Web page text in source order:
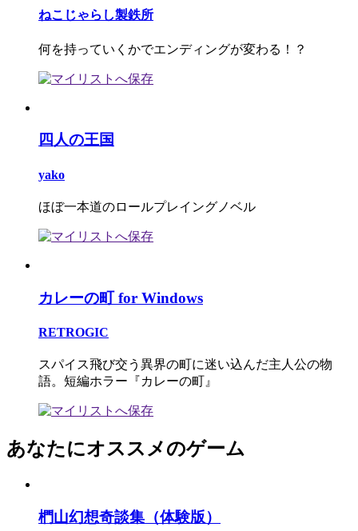
ねこじゃらし製鉄所
何を持っていくかでエンディングが変わる！？
四人の王国
yako
ほぼ一本道のロールプレイングノベル
カレーの町 for Windows
RETROGIC
スパイス飛び交う異界の町に迷い込んだ主人公の物
語。短編ホラー『カレーの町』
あなたにオススメのゲーム
椚山幻想奇談集（体験版）